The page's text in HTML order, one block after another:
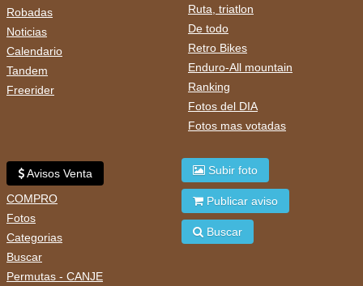
Robadas
Noticias
Calendario
Tandem
Freerider
Ruta, triatlon
De todo
Retro Bikes
Enduro-All mountain
Ranking
Fotos del DIA
Fotos mas votadas
Avisos Venta
COMPRO
Fotos
Categorias
Buscar
Permutas - CANJE
Subir foto
Publicar aviso
Buscar